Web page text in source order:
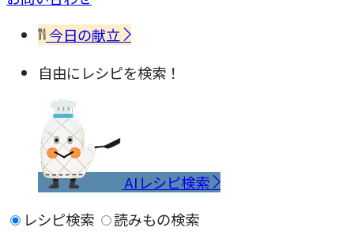
今日の献立
自由にレシピを検索！
AIレシピ検索
レシピ検索
読みもの検索